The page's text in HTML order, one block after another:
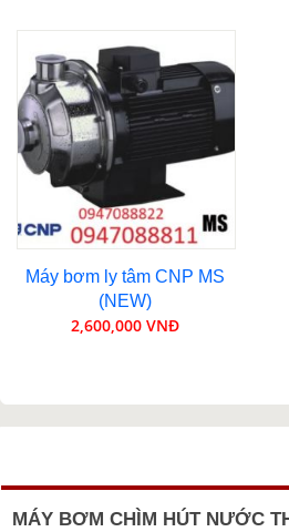
Máy bơm ly tâm CNP MS
(NEW)
2,600,000 VNĐ
MÁY BƠM CHÌM HÚT NƯỚC